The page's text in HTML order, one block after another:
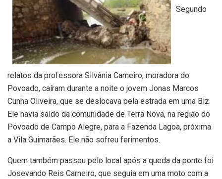
Segundo
relatos da professora Silvânia Carneiro, moradora do
Povoado, caíram durante a noite o jovem Jonas Marcos
Cunha Oliveira, que se deslocava pela estrada em uma Biz.
Ele havia saído da comunidade de Terra Nova, na região do
Povoado de Campo Alegre, para a Fazenda Lagoa, próxima
a Vila Guimarães. Ele não sofreu ferimentos.
Quem também passou pelo local após a queda da ponte foi
Josevando Reis Carneiro, que seguia em uma moto com a